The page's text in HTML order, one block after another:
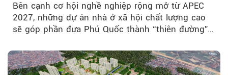
Theo
Bên cạnh cơ hội nghề nghiệp rộng mở từ APEC
2027, những dự án nhà ở xã hội chất lượng cao
sẽ góp phần đưa Phú Quốc thành “thiên đường”